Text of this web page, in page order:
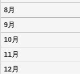
8月
9月
10月
11月
12月